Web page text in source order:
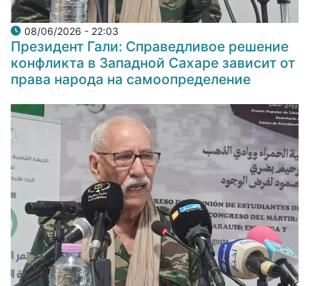
08/06/2026 - 22:03
Президент Гали: Справедливое решение
конфликта в Западной Сахаре зависит от
права народа на самоопределение